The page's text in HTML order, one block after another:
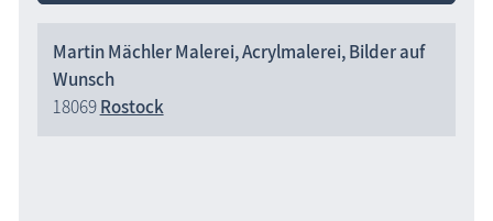
Martin Mächler Malerei, Acrylmalerei, Bilder auf
Wunsch
18069Rostock